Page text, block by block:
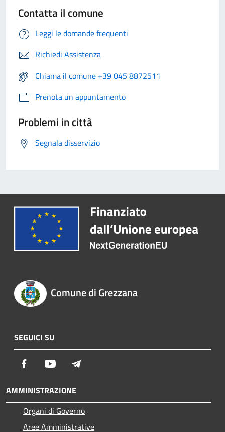
Contatta il comune
Leggi le domande frequenti
Richiedi Assistenza
Chiama il comune +39 045 8872511
Prenota un appuntamento
Problemi in città
Segnala disservizio
Comune di Grezzana
SEGUICI SU
Facebook Youtube
AMMINISTRAZIONE
Organi di Governo
Aree Amministrative